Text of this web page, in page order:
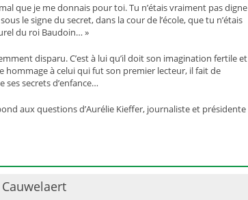
que je me donnais pour toi. Tu n’étais vraiment pas digne
le signe du secret, dans la cour de l’école, que tu n’étais
du roi Baudoin… »
disparu. C’est à lui qu’il doit son imagination fertile et
à celui qui fut son premier lecteur, il fait de
ses secrets d’enfance…
aux questions d’Aurélie Kieffer, journaliste et présidente